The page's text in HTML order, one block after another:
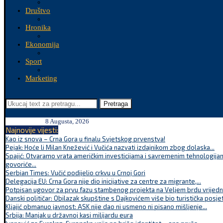
Društvo
Hronika
Ekonomija
Sport
Marketing
Pretraga
8 Augusta, 2026
Najnovije vijesti:
Kao iz snova – Crna Gora u finalu Svjetskog prvenstva!
Pejak: Hoće li Milan Knežević i Vučića nazvati izdajnikom zbog dolaska...
Spajić: Otvaramo vrata američkim investicijama i savremenim
govoriće...
Serbian Times: Vučić podijelio crkvu u Crnoj Gori
Delegacija EU: Crna Gora nije dio inicijative za centre za migrante,...
Potpisan ugovor za prvu fazu stambenog projekta na Veljem brdu
Danski političar: Obilazak skupštine s Dajkovićem više bio turistička
Kljajić obmanuo javnost: ASK nije dao ni usmeno ni pisano mišljenje...
Srbija: Manjak u državnoj kasi milijardu eura